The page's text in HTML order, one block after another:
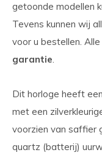
getoonde modellen
Tevens kunnen wij
voor u bestellen.
garantie.
Dit horloge heeft
met een
voorzien van saffier
quartz (batterij)